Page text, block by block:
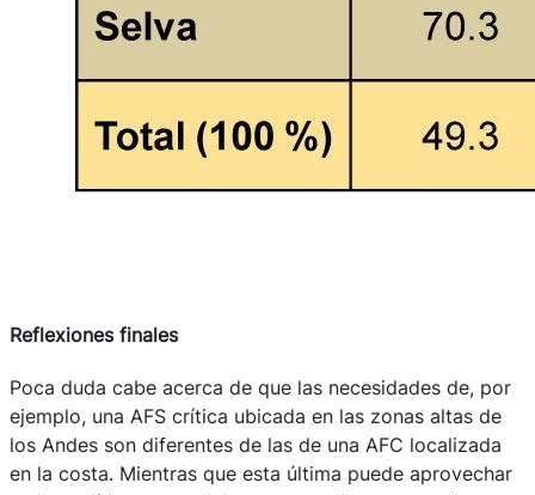
Reflexiones finales
Poca duda cabe acerca de que las necesidades de, por
ejemplo, una AFS crítica ubicada en las zonas altas de
los Andes son diferentes de las de una AFC localizada
en la costa. Mientras que esta última puede aprovechar